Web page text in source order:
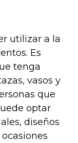
utilizar a la
Es
tenga
vasos y
que
optar
diseños